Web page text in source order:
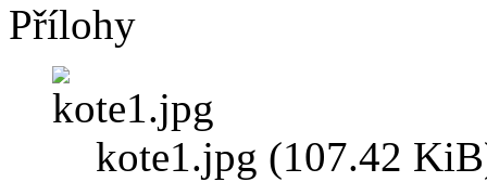
Přílohy
kote1.jpg (107.42